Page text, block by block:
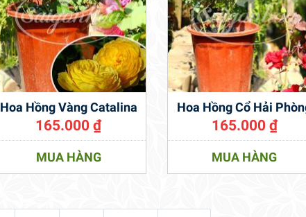
Hoa Hồng Vàng Catalina
165.000₫
MUA HÀNG
Hoa Hồng Cổ Hải
165.000 ₫
MUA HÀNG